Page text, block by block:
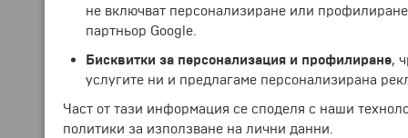
не включват персонализиране или
партньор Google.
Бисквитки за персонализация и профилиране,
услугите ни и предлагаме персонализирана
Част от тази информация се споделя с наши
политики за използване на лични данни.